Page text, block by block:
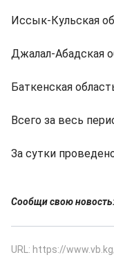
Иссык-Кульская
Джалал-Абадская
Баткенская
Всего за весь
За сутки
Сообщи свою
URL: https://